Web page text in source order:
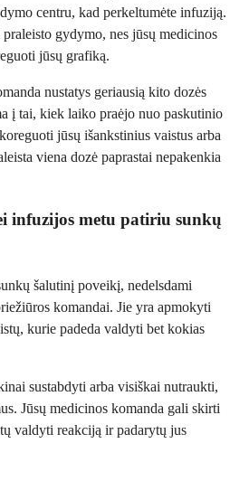
centru, kad perkeltumėte infuziją.
gydymo, nes jūsų medicinos
jūsų grafiką.
nustatys geriausią kito dozės
į tai, kiek laiko praėjo nuo paskutinio
jūsų išankstinius vaistus arba
viena dozė paprastai nepakenkia
infuzijos metu patiriu sunkų
šalutinį poveikį, nedelsdami
komandai. Jie yra apmokyti
kurie padeda valdyti bet kokias
sustabdyti arba visiškai nutraukti,
Jūsų medicinos komanda gali skirti
valdyti reakciją ir padarytų jus